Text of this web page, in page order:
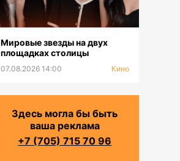
Мировые звезды на двух
площадках столицы
07.08.2026 14:00 Кино
Здесь могла бы быть
ваша реклама
+7 (705) 715 70 96